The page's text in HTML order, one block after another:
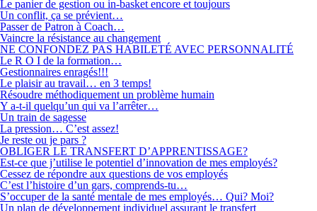
Le panier de gestion ou in-basket encore et toujours
Un conflit, ça se prévient…
Passer de Patron à Coach…
Vaincre la résistance au changement
NE CONFONDEZ PAS HABILETÉ AVEC PERSONNALITÉ
Le R O I de la formation…
Gestionnaires enragés!!!
Le plaisir au travail… en 3 temps!
Résoudre méthodiquement un problème humain
Y a-t-il quelqu’un qui va l’arrêter…
Un train de sagesse
La pression… C’est assez!
Je reste ou je pars ?
OBLIGER LE TRANSFERT D’APPRENTISSAGE?
Est-ce que j’utilise le potentiel d’innovation de mes employés?
Cessez de répondre aux questions de vos employés
C’est l’histoire d’un gars, comprends-tu…
S’occuper de la santé mentale de mes employés… Qui? Moi?
Un plan de développement individuel assurant le transfert